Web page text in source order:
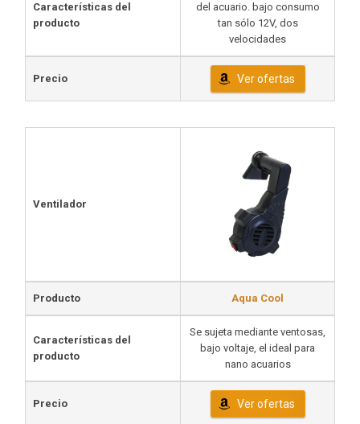
Características del
producto
del acuario. bajo consumo
tan sólo 12V, dos
velocidades
Precio Ver ofertas
Ventilador
Producto Aqua Cool
Características del
producto
Se sujeta mediante ventosas,
bajo voltaje, el ideal para
nano acuarios
Precio Ver ofertas